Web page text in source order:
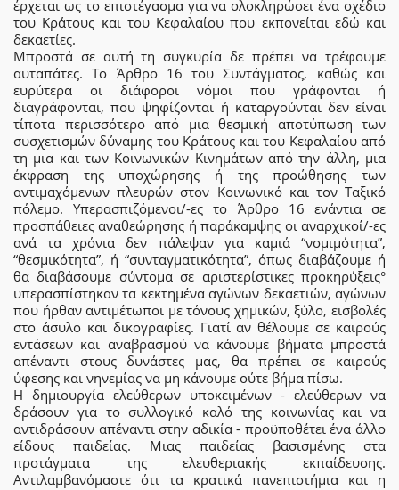
έρχεται ως το επιστέγασμα για να ολοκληρώσει ένα σχέδιο
του Κράτους και του Κεφαλαίου που εκπονείται εδώ και
δεκαετίες.
Μπροστά σε αυτή τη συγκυρία δε πρέπει να τρέφουμε
αυταπάτες. Το Άρθρο 16 του Συντάγματος, καθώς και
ευρύτερα οι διάφοροι νόμοι που γράφονται ή
διαγράφονται, που ψηφίζονται ή καταργούνται δεν είναι
τίποτα περισσότερο από μια θεσμική αποτύπωση των
συσχετισμών δύναμης του Κράτους και του Κεφαλαίου από
τη μια και των Κοινωνικών Κινημάτων από την άλλη, μια
έκφραση της υποχώρησης ή της προώθησης των
αντιμαχόμενων πλευρών στον Κοινωνικό και τον Ταξικό
πόλεμο. Υπερασπιζόμενοι/-ες το Άρθρο 16 ενάντια σε
προσπάθειες αναθεώρησης ή παράκαμψης οι αναρχικοί/-ες
ανά τα χρόνια δεν πάλεψαν για καμιά “νομιμότητα”,
“θεσμικότητα”, ή “συνταγματικότητα”, όπως διαβάζουμε ή
θα διαβάσουμε σύντομα σε αριστερίστικες προκηρύξεις°
υπερασπίστηκαν τα κεκτημένα αγώνων δεκαετιών, αγώνων
που ήρθαν αντιμέτωποι με τόνους χημικών, ξύλο, εισβολές
στο άσυλο και δικογραφίες. Γιατί αν θέλουμε σε καιρούς
εντάσεων και αναβρασμού να κάνουμε βήματα μπροστά
απέναντι στους δυνάστες μας, θα πρέπει σε καιρούς
ύφεσης και νηνεμίας να μη κάνουμε ούτε βήμα πίσω.
Η δημιουργία ελεύθερων υποκειμένων - ελεύθερων να
δράσουν για το συλλογικό καλό της κοινωνίας και να
αντιδράσουν απέναντι στην αδικία - προϋποθέτει ένα άλλο
είδους παιδείας. Μιας παιδείας βασισμένης στα
προτάγματα της ελευθεριακής εκπαίδευσης.
Αντιλαμβανόμαστε ότι τα κρατικά πανεπιστήμια και η